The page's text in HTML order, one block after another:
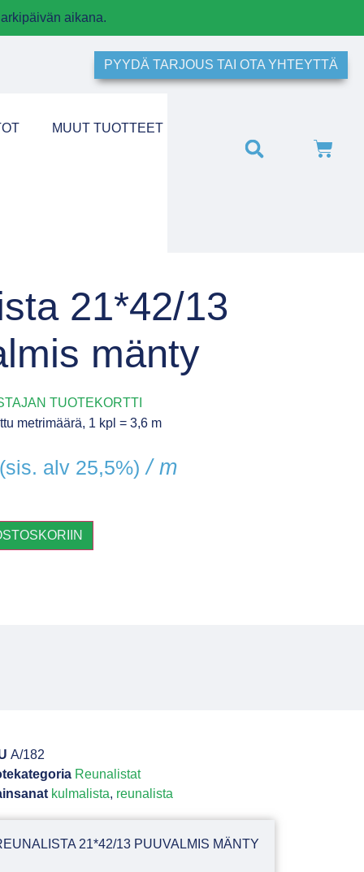
aikana.
PYYDÄ TARJOUS TAI OTA YHTEYTTÄ
MUUT TUOTTEET
21*42/13
mänty
TUOTEKORTTI
metrimäärä, 1 kpl = 3,6 m
(sis. alv 25,5%) / m
A/182
Reunalistat
kulmalista, reunalista
21*42/13 PUUVALMIS MÄNTY